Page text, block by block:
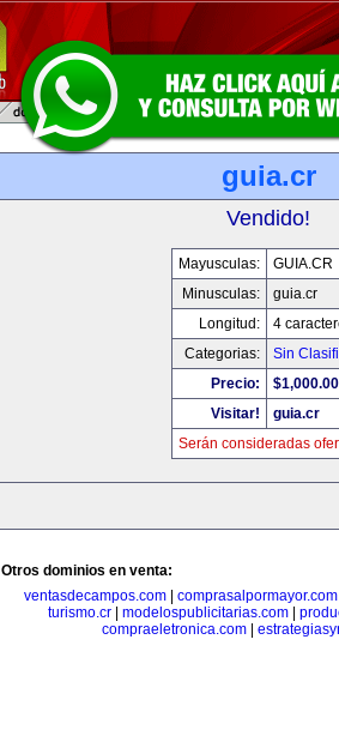
guia.cr
Vendido!
Mayusculas:
GUIA.CR
Minusculas:
guia.cr
Longitud:
4
Categorias:
Sin
Precio:
$1,000.00
Visitar!
guia.cr
Serán consideradas
Otros dominios en venta:
ventasdecampos.com| comprasalpormayor.com
turismo.cr
modelospublicitarias.com
compraeletronica.com